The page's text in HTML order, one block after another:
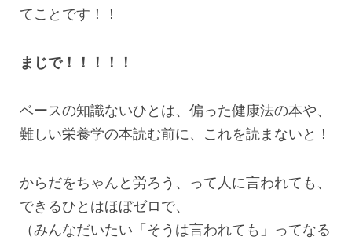
てことです！！
まじで！！！！！
ベースの知識ないひとは、偏った健康法の本や、
難しい栄養学の本読む前に、これを読まないと！
からだをちゃんと労ろう、って人に言われても、
できるひとはほぼゼロで、
（みんなだいたい「そうは言われても」ってなる